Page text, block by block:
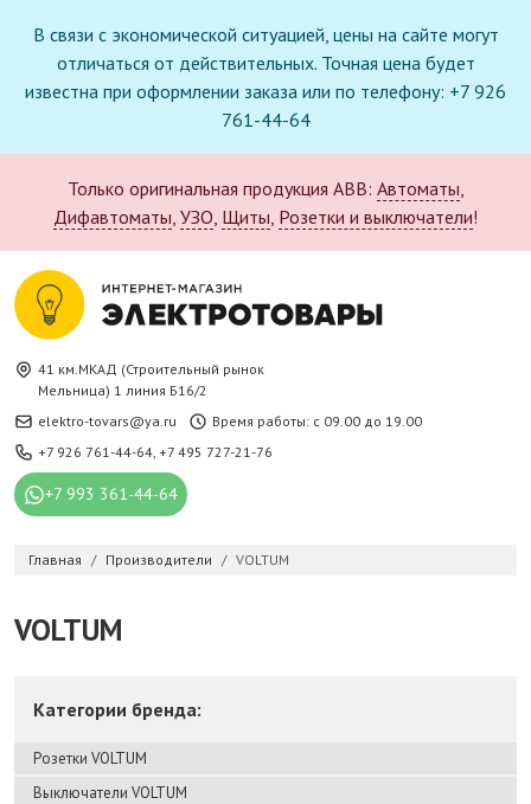
В связи с экономической ситуацией, цены на сайте могут
отличаться от действительных. Точная цена будет
известна при оформлении заказа или по телефону: +7 926
761-44-64
Только оригинальная продукция ABB: Автоматы,
Дифавтоматы, УЗО, Щиты, Розетки и выключатели!
41 км.МКАД (Строительный рынок
Мельница) 1 линия Б16/2
elektro-tovars@ya.ru
Время работы: с 09.00 до 19.00
+7 926 761-44-64, +7 495 727-21-76
+7 993 361-44-64
Главная Производители VOLTUM
VOLTUM
Категории бренда:
Розетки VOLTUM
Выключатели VOLTUM